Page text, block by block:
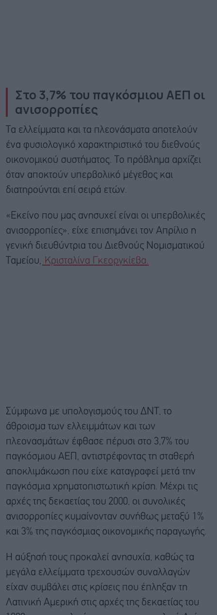
Στο 3,7% του παγκόσμιου ΑΕΠ οι
ανισορροπίες
Τα ελλείμματα και τα πλεονάσματα αποτελούν
ένα φυσιολογικό χαρακτηριστικό του διεθνούς
οικονομικού συστήματος. Το πρόβλημα αρχίζει
όταν αποκτούν υπερβολικό μέγεθος και
διατηρούνται επί σειρά ετών.
«Εκείνο που μας ανησυχεί είναι οι υπερβολικές
ανισορροπίες», είχε επισημάνει τον Απρίλιο η
γενική διευθύντρια του Διεθνούς Νομισματικού
Ταμείου,
Κρισταλίνα Γκεοργκίεβα.
Σύμφωνα με υπολογισμούς του ΔΝΤ, το
άθροισμα των ελλειμμάτων και των
πλεονασμάτων έφθασε πέρυσι στο 3,7% του
παγκόσμιου ΑΕΠ, αντιστρέφοντας τη σταθερή
αποκλιμάκωση που είχε καταγραφεί μετά την
παγκόσμια χρηματοπιστωτική κρίση. Μέχρι τις
αρχές της δεκαετίας του 2000, οι συνολικές
ανισορροπίες κυμαίνονταν συνήθως μεταξύ 1%
και 3% της παγκόσμιας οικονομικής παραγωγής.
Η αύξησή τους προκαλεί ανησυχία, καθώς τα
μεγάλα ελλείμματα τρεχουσών συναλλαγών
είχαν συμβάλει στις κρίσεις που έπληξαν τη
Λατινική Αμερική στις αρχές της δεκαετίας του